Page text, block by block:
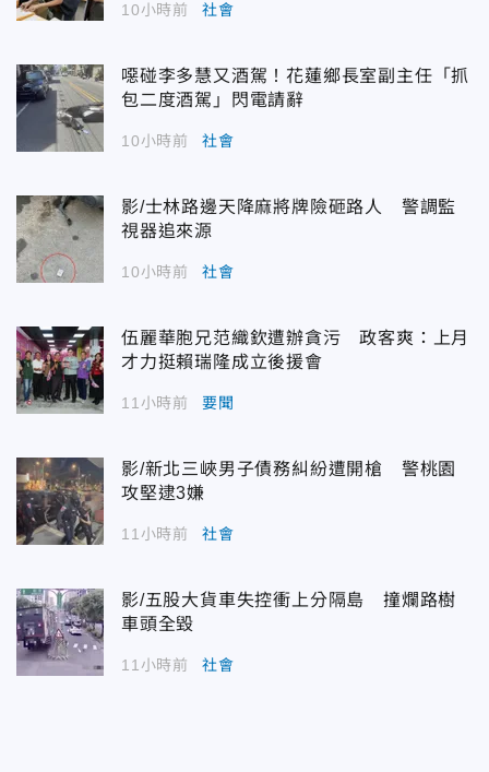
10小時前 社會
噁碰李多慧又酒駕！花蓮鄉長室副主任「抓
包二度酒駕」閃電請辭
10小時前 社會
影/士林路邊天降麻將牌險砸路人 警調監
視器追來源
10小時前 社會
伍麗華胞兄范織欽遭辦貪污 政客爽：上月
才力挺賴瑞隆成立後援會
11小時前 要聞
影/新北三峽男子債務糾紛遭開槍 警桃園
攻堅逮3嫌
11小時前 社會
影/五股大貨車失控衝上分隔島 撞爛路樹
車頭全毀
11小時前 社會